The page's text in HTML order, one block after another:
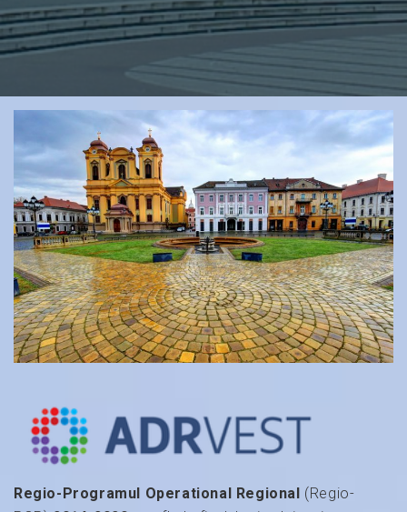
Regio-Programul Operational Regional (Regio-